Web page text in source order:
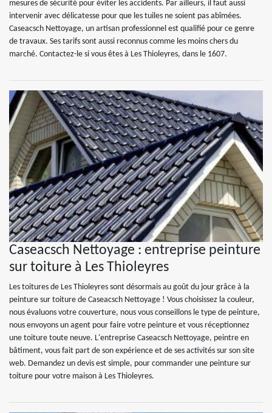
mesures de sécurité pour éviter les accidents. Par ailleurs, il faut aussi
intervenir avec délicatesse pour que les tuiles ne soient pas abîmées.
Caseacsch Nettoyage, un artisan professionnel est qualifié pour ce genre
de travaux. Ses tarifs sont aussi reconnus comme les moins chers du
marché. Contactez-le si vous êtes à Les Thioleyres, dans le 1607.
Caseacsch Nettoyage : entreprise peinture
sur toiture à Les Thioleyres
Les toitures de Les Thioleyres sont désormais au goût du jour grâce à la
peinture sur toiture de Caseacsch Nettoyage ! Vous choisissez la couleur,
nous évaluons votre couverture, nous vous conseillons le type de peinture,
nous envoyons un agent pour faire votre peinture et vous réceptionnez
une toiture toute neuve. L'entreprise Caseacsch Nettoyage, peintre en
bâtiment, vous fait part de son expérience et de ses activités sur son site
web. Demandez un devis est simple, pour commander une peinture sur
toiture pour votre maison à Les Thioleyres.